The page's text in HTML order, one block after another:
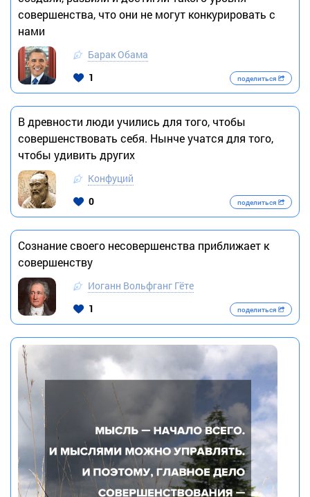
совершенства, что они не могут конкурировать с
нами
Барак Обама
1
поделиться
В древности люди учились для того, чтобы
совершенствовать себя. Нынче учатся для того,
чтобы удивить других
Конфуций
0
поделиться
Сознание своего несовершенства приближает к
совершенству
Иоганн Вольфганг Гёте
1
поделиться